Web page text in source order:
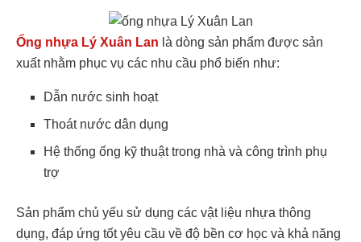
Ống nhựa Lý Xuân Lan là dòng sản phẩm được sản
xuất nhằm phục vụ các nhu cầu phổ biến như:
Dẫn nước sinh hoạt
Thoát nước dân dụng
Hệ thống ống kỹ thuật trong nhà và công trình phụ
trợ
Sản phẩm chủ yếu sử dụng các vật liệu nhựa thông
dụng, đáp ứng tốt yêu cầu về độ bền cơ học và khả năng